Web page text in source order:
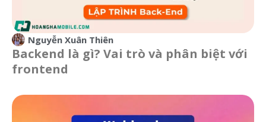
Nguyễn Xuân Thiên
Backend là gì? Vai trò và phân biệt với
frontend